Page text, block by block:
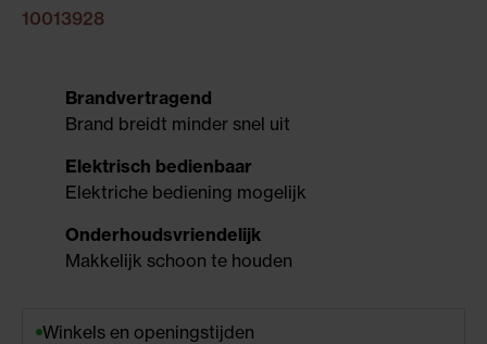
10013928
Brandvertragend
Brand breidt minder snel uit
Elektrisch bedienbaar
Elektriche bediening mogelijk
Onderhoudsvriendelijk
Makkelijk schoon te houden
Winkels en openingstijden